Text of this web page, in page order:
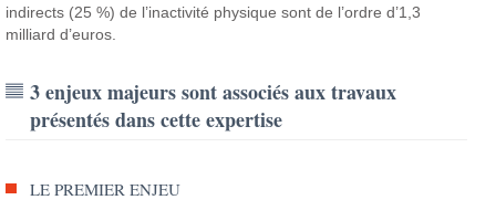
indirects (25 %) de l’inactivité physique sont de l’ordre d’1,3
milliard d’euros.
3 enjeux majeurs sont associés aux travaux
présentés dans cette expertise
LE PREMIER ENJEU